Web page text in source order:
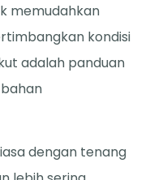
memudahkan
kondisi
adalah panduan
dengan tenang